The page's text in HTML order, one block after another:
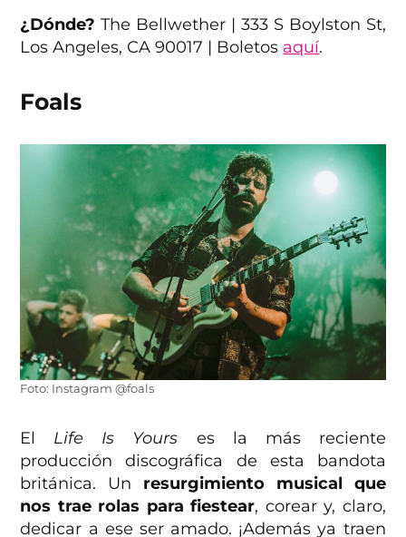
¿Dónde? The Bellwether | 333 S Boylston St,
Los Angeles, CA 90017 | Boletos aquí.
Foals
Foto: Instagram @foals
El Life Is Yours es la más reciente
producción discográfica de esta bandota
británica. Un resurgimiento musical que
nos trae rolas para fiestear, corear y, claro,
dedicar a ese ser amado. ¡Además ya traen